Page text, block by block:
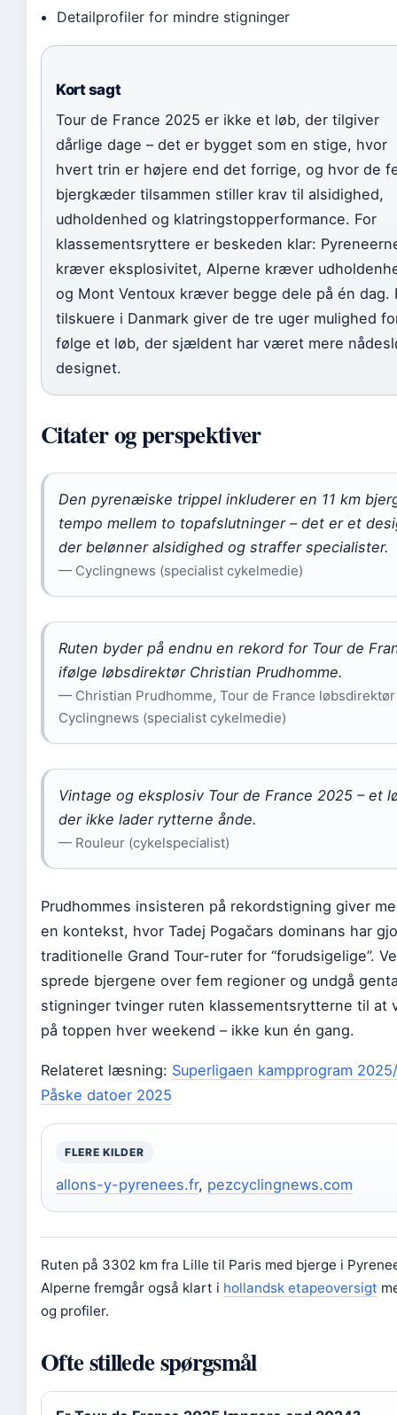
Detailprofiler for mindre stigninger
Kort sagt
Tour de France 2025 er ikke et løb, der tilgiver
dårlige dage – det er bygget som en stige, hvor
hvert trin er højere end det forrige, og hvor de
bjergkæder tilsammen stiller krav til alsidighed,
udholdenhed og klatringstopperformance. For
klassementsryttere er beskeden klar:
kræver eksplosivitet, Alperne kræver
og Mont Ventoux kræver begge dele på én dag.
tilskuere i Danmark giver de tre uger mulighed
følge et løb, der sjældent har været mere
designet.
Citater og perspektiver
Den pyrenæiske trippel inkluderer en 11 km
tempo mellem to topafslutninger – det er et
der belønner alsidighed og straffer specialister.
— Cyclingnews (specialist cykelmedie)
Ruten byder på endnu en rekord for Tour de
ifølge løbsdirektør Christian Prudhomme.
— Christian Prudhomme, Tour de France
Cyclingnews (specialist cykelmedie)
Vintage og eksplosiv Tour de France 2025 – et
der ikke lader rytterne ånde.
— Rouleur (cykelspecialist)
Prudhommes insisteren på rekordstigning giver
en kontekst, hvor Tadej Pogačars dominans har
traditionelle Grand Tour-ruter for “forudsigelige”.
sprede bjergene over fem regioner og undgå
stigninger tvinger ruten klassementsrytterne til at
på toppen hver weekend – ikke kun én gang.
Relateret læsning: Superligaen kampprogram
Påske datoer 2025
FLERE KILDER
allons-y-pyrenees.fr, pezcyclingnews.com
Ruten på 3302 km fra Lille til Paris med bjerge i
Alperne fremgår også klart i hollandsk etapeoversigt
og profiler.
Ofte stillede spørgsmål